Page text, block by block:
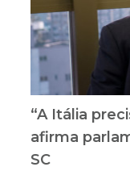
“A Itália
afirma
SC